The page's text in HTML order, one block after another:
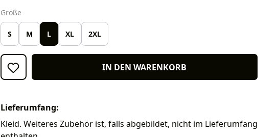
Größeauswählen
S M L XL 2XL
IN DEN WARENKORB
Lieferumfang:
Kleid. Weiteres Zubehör ist, falls abgebildet, nicht im Lieferumfang